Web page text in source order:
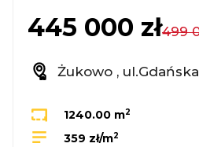
445 000 zł499
Żukowo , ul.Gdańska
1240.00 m2
359 zł/m2